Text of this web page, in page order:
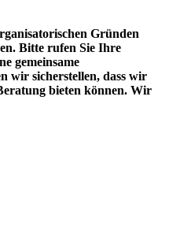
Gründen
Bitte rufen Sie Ihre
gemeinsame
wir sicherstellen, dass wir
bieten können. Wir